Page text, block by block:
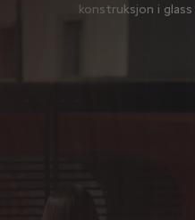
konstruksjon i